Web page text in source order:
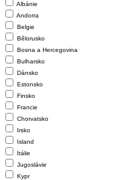
Albánie
Andorra
Belgie
Bělorusko
Bosna a Hercegovina
Bulharsko
Dánsko
Estonsko
Finsko
Francie
Chorvatsko
Irsko
Island
Itálie
Jugoslávie
Kypr